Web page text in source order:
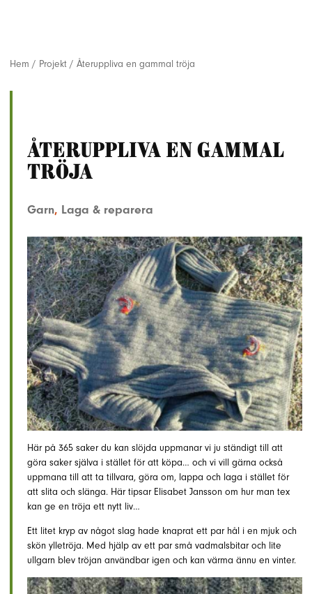
Hem / Projekt / Återuppliva en gammal tröja
Återuppliva en gammal
tröja
Garn, Laga & reparera
Här på 365 saker du kan slöjda uppmanar vi ju ständigt till att
göra saker själva i stället för att köpa… och vi vill gärna också
uppmana till att ta tillvara, göra om, lappa och laga i stället för
att slita och slänga. Här tipsar Elisabet Jansson om hur man tex
kan ge en tröja ett nytt liv…
Ett litet kryp av något slag hade knaprat ett par hål i en mjuk och
skön ylletröja. Med hjälp av ett par små vadmalsbitar och lite
ullgarn blev tröjan användbar igen och kan värma ännu en vinter.